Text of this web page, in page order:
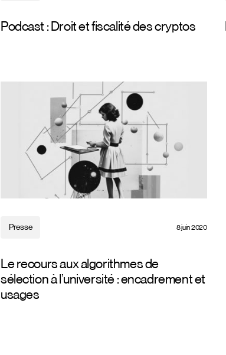
Podcast : Droit et fiscalité des cryptos
Presse 8 juin 2020
Le recours aux algorithmes de
sélection à l’université : encadrement et
usages